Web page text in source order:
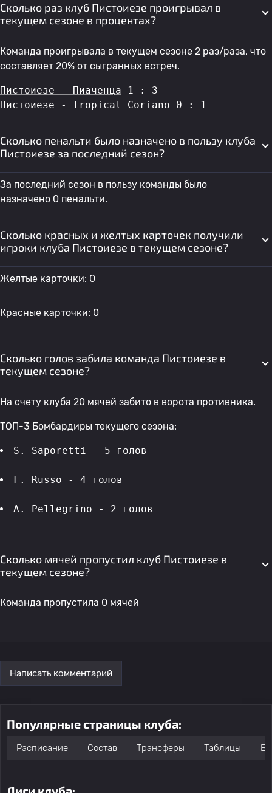
Сколько раз клуб Пистоиезе проигрывал в
текущем сезоне в процентах?
Команда проигрывала в текущем сезоне 2 раз/раза, что
составляет 20% от сыгранных встреч.
Пистоиезе - Пиаченца 1 : 3
Пистоиезе - Tropical Coriano 0 : 1
Сколько пенальти было назначено в пользу клуба
Пистоиезе за последний сезон?
За последний сезон в пользу команды было
назначено 0 пенальти.
Сколько красных и желтых карточек получили
игроки клуба Пистоиезе в текущем сезоне?
Желтые карточки: 0
Красные карточки: 0
Сколько голов забила команда Пистоиезе в
текущем сезоне?
На счету клуба 20 мячей забито в ворота противника.
ТОП-3 Бомбардиры текущего сезона:
S. Saporetti - 5 голов
F. Russo - 4 голов
A. Pellegrino - 2 голов
Сколько мячей пропустил клуб Пистоиезе в
текущем сезоне?
Команда пропустила 0 мячей
Написать комментарий
Популярные страницы клуба:
Расписание Состав Трансферы Таблицы